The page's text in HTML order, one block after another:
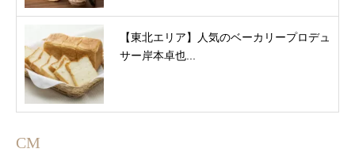
【東北エリア】人気のベーカリープロデュ
サー岸本卓也...
CM